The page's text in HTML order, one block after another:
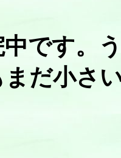
です。
だ小さ